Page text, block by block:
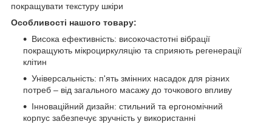
покращувати текстуру шкіри
Особливості нашого товару:
Висока ефективність: високочастотні вібрації
покращують мікроциркуляцію та сприяють регенерації
клітин
Універсальність: п'ять змінних насадок для різних
потреб – від загального масажу до точкового впливу
Інноваційний дизайн: стильний та ергономічний
корпус забезпечує зручність у використанні